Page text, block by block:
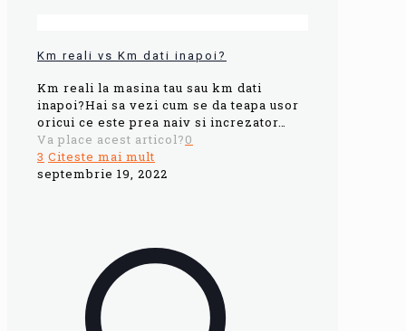
Km reali vs Km dati inapoi?
Km reali la masina tau sau km dati
inapoi?Hai sa vezi cum se da teapa usor
oricui ce este prea naiv si increzator…
Va place acest articol?0
3 Citeste mai mult
septembrie 19, 2022